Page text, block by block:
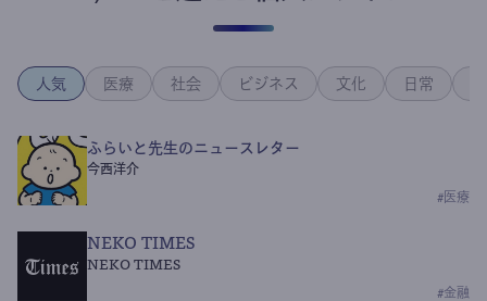
人気 医療 社会 ビジネス 文化 日常
ふらいと先生のニュースレター
今西洋介
# 医療
NEKO TIMES
NEKO TIMES
#金融